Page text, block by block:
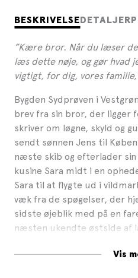
BESKRIVELSE DETALJER
”Kære bror. Når du læser
læs dette nøje, og gør hvad
vigtigt, for dig, vores
Bygden Sydprøven i
brev fra sin bror, der ligger
skriver om løgne, skyld og
sendt sønnen Jens til
næste skib og efterlader sin
kusine Sara midt i en
Sara til at flygte ud i
væk fra de spøgelser, der
sidste øjeblik med på en
næsten ukendte østside af
Vis